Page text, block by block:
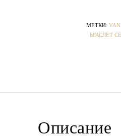
МЕТКИ: VAN
БРАСЛЕТ
Описание